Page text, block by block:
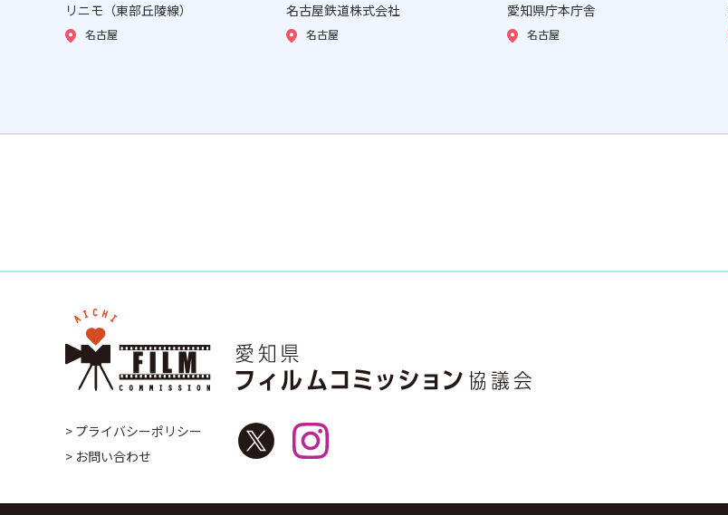
リニモ（東部丘陵線）
名古屋
名古屋鉄道株式会社
名古屋
愛知県庁本庁舎
名古屋
> プライバシーポリシー
> お問い合わせ